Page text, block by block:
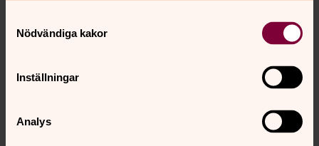
Nödvändiga kakor
Inställningar
Analys
Anställningsform
Anställningens omfattning
Publiceringsdatum